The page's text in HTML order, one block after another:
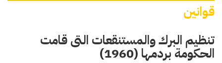
قوانين
تنظيم البرك والمستنقعات التى قامت
الحكومة بردمها (1960)